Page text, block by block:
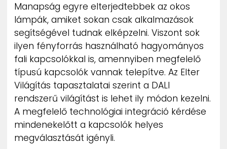
Manapság egyre elterjedtebbek az okos
lámpák, amiket sokan csak alkalmazások
segítségével tudnak elképzelni. Viszont sok
ilyen fényforrás használható hagyományos
fali kapcsolókkal is, amennyiben megfelelő
típusú kapcsolók vannak telepítve. Az Elter
Világítás tapasztalatai szerint a DALI
rendszerű világítást is lehet ily módon kezelni.
A megfelelő technológiai integráció kérdése
mindenekelőtt a kapcsolók helyes
megválasztását igényli.